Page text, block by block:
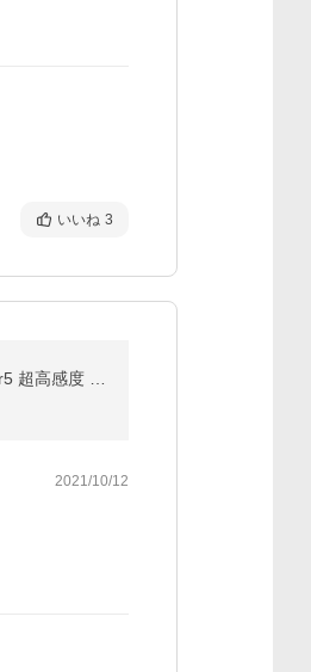
いいね 3
2021/10/12